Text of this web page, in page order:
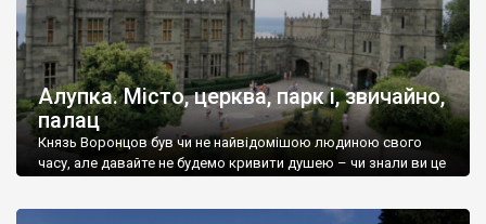
Алупка. Місто, церква, парк і, звичайно,
палац
Князь Воронцов був чи не найвідомішою людиною свого
часу, але давайте не будемо кривити душею – чи знали ви це